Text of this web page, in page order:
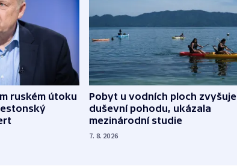
ruském útoku
Pobyt u vodních ploch zvyšuje
duševní pohodu, ukázala
mezinárodní studie
7. 8. 2026